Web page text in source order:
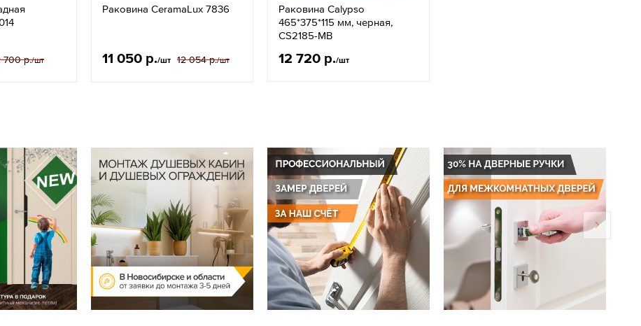
700 р./шт
Раковина CeramaLux 7836
11 050 р./шт 12 054 р./шт
Раковина Calypso
465*375*115 мм, черная,
CS2185-MB
12 720 р./шт